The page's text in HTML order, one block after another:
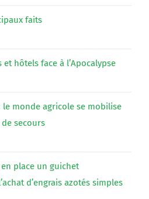
faits
hôtels face à l’Apocalypse
le monde agricole se mobilise
secours
place un guichet
d’engrais azotés simples